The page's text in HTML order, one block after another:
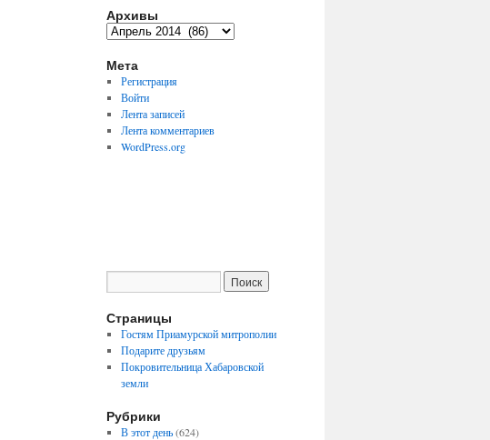
Архивы
Архивы
Мета
Регистрация
Войти
Лента записей
Лента комментариев
WordPress.org
Страницы
Гостям Приамурской митрополии
Подарите друзьям
Покровительница Хабаровской
земли
Рубрики
В этот день(624)